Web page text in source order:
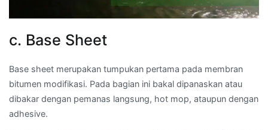
c. Base Sheet
Base sheet merupakan tumpukan pertama pada membran
bitumen modifikasi. Pada bagian ini bakal dipanaskan atau
dibakar dengan pemanas langsung, hot mop, ataupun dengan
adhesive.